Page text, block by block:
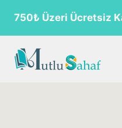
content
750₺ Üzeri Ücretsiz